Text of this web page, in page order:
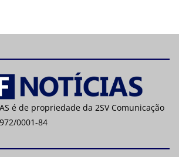
é de propriedade da 2SV Comunicação
0001-84